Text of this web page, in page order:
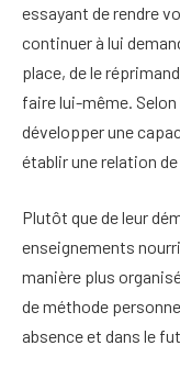
essayant de rendre
continuer à lui
place, de le
faire lui-même. Selon
développer une
établir une relation de
Plutôt que de leur
enseignements
manière plus
de méthode
absence et dans le